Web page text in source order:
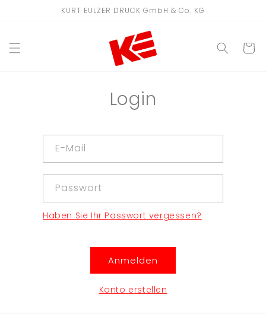
KURT EULZER DRUCK GmbH & Co. KG
Login
E-Mail
Passwort
Haben Sie Ihr Passwort vergessen?
Anmelden
Konto erstellen